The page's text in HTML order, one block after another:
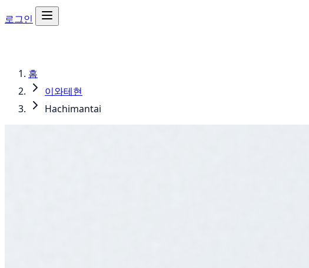
로그인
홈
이와테현
Hachimantai